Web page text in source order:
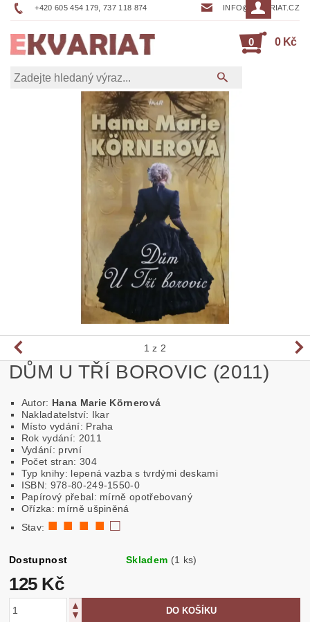
+420 605 454 179, 737 118 874 INFO@EKVARIAT.CZ
0 0 Kč
1 z 2
DŮM U TŘÍ BOROVIC (2011)
Autor: Hana Marie Körnerová
Nakladatelství: Ikar
Místo vydání: Praha
Rok vydání: 2011
Vydání: první
Počet stran: 304
Typ knihy: lepená vazba s tvrdými deskami
ISBN: 978-80-249-1550-0
Papírový přebal: mírně opotřebovaný
Ořízka: mírně ušpiněná
Stav: ■ ■ ■ ■ □
Dostupnost Skladem (1 ks)
125 Kč